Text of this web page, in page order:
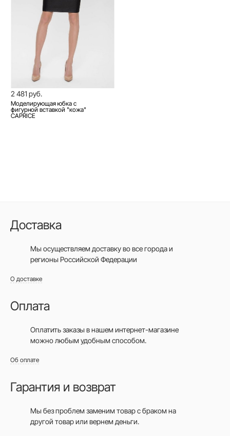
2 481 руб.
Моделирующая юбка с
фигурной вставкой "кожа"
CAPRICE
Доставка
Мы осуществляем доставку во все городаи
регионы Российской Федерации
О доставке
Оплата
Оплатить заказы в нашем интернет-магазине
можно любым удобным способом.
Об оплате
Гарантия и возврат
Мы без проблем заменим товар с браком на
другой товар или вернем деньги.